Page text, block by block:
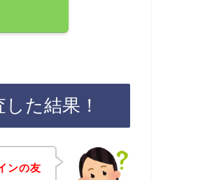
た結果！
ンの友